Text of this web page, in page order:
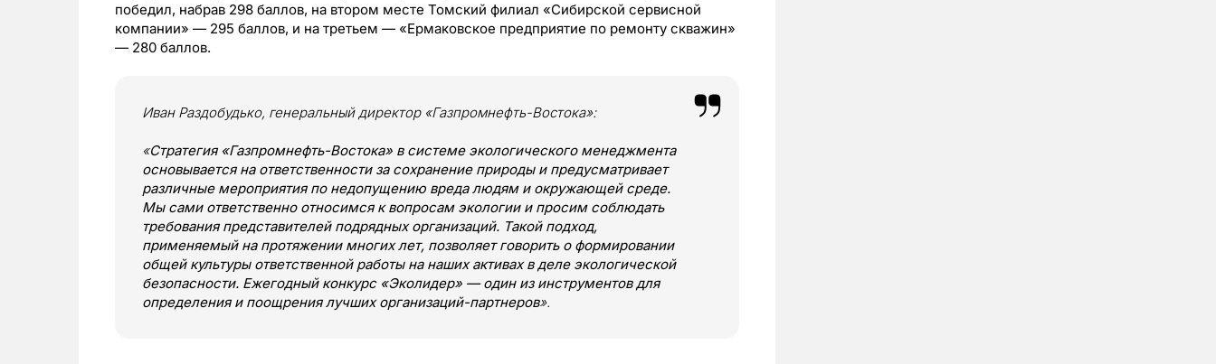
победил, набрав 298 баллов, на втором месте Томский филиал «Сибирской сервисной
компании» — 295 баллов, и на третьем — «Ермаковское предприятие по ремонту скважин»
— 280 баллов.
Иван Раздобудько, генеральный директор «Газпромнефть-Востока»:
«Стратегия «Газпромнефть-Востока» в системе экологического менеджмента
основывается на ответственности за сохранение природы и предусматривает
различные мероприятия по недопущению вреда людям и окружающей среде.
Мы сами ответственно относимся к вопросам экологии и просим соблюдать
требования представителей подрядных организаций. Такой подход,
применяемый на протяжении многих лет, позволяет говорить о формировании
общей культуры ответственной работы на наших активах в деле экологической
безопасности. Ежегодный конкурс «Эколидер» — один из инструментов для
определения и поощрения лучших организаций-партнеров».